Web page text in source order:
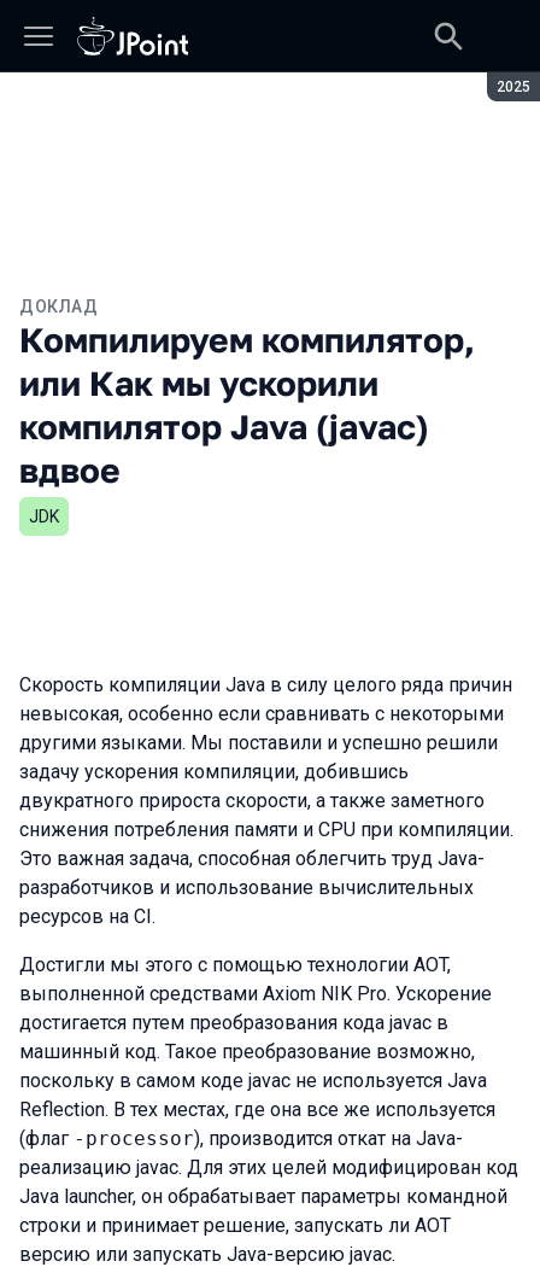
2025
ДОКЛАД
Компилируем компилятор,
или Как мы ускорили
компилятор Java (javac)
вдвое
JDK
Скорость компиляции Java в силу целого ряда причин
невысокая, особенно если сравнивать с некоторыми
другими языками. Мы поставили и успешно решили
задачу ускорения компиляции, добившись
двукратного прироста скорости, а также заметного
снижения потребления памяти и CPU при компиляции.
Это важная задача, способная облегчить труд Java-
разработчиков и использование вычислительных
ресурсов на CI.
Достигли мы этого с помощью технологии AOT,
выполненной средствами Axiom NIK Pro. Ускорение
достигается путем преобразования кода javac в
машинный код. Такое преобразование возможно,
поскольку в самом коде javac не используется Java
Reflection. В тех местах, где она все же используется
(флаг -processor), производится откат на Java-
реализацию javac. Для этих целей модифицирован код
Java launcher, он обрабатывает параметры командной
строки и принимает решение, запускать ли AOT
версию или запускать Java-версию javac.